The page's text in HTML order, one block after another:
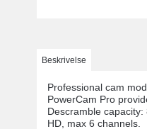
Beskrivelse
Professional cam
PowerCam Pro
Descramble
HD, max 6 channels.